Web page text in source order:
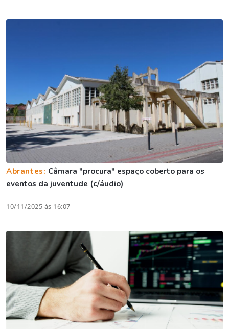
Abrantes: Câmara "procura" espaço coberto para os
eventos da juventude (c/áudio)
10/11/2025 às 16:07